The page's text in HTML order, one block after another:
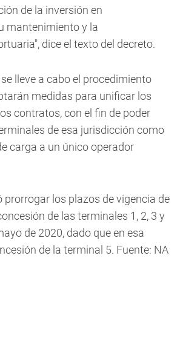
de la inversión en
mantenimiento y la
dice el texto del decreto.
lleve a cabo el procedimiento
medidas para unificar los
contratos, con el fin de poder
de esa jurisdicción como
carga a un único operador
prorrogar los plazos de vigencia de
de las terminales 1, 2, 3 y
de 2020, dado que en esa
de la terminal 5. Fuente: NA